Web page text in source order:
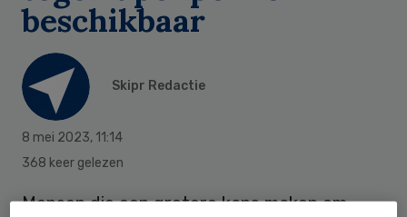
beschikbaar
Skipr Redactie
8 mei 2023, 11:14
368 keer gelezen
Mensen die een grotere kans maken om